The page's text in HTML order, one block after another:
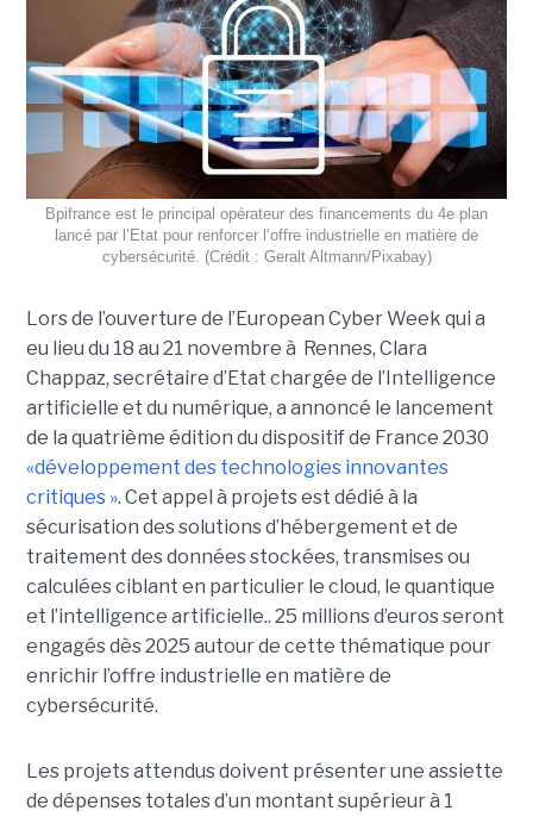
Bpifrance est le principal opérateur des financements du 4e plan
lancé par l’Etat pour renforcer l’offre industrielle en matière de
cybersécurité. (Crédit : Geralt Altmann/Pixabay)
Lors de l’ouverture de l’European Cyber Week qui a
eu lieu du 18 au 21 novembre à Rennes, Clara
Chappaz, secrétaire d’Etat chargée de l’Intelligence
artificielle et du numérique, a annoncé le lancement
de la quatrième édition du dispositif de France 2030
«développement des technologies innovantes
critiques ». Cet appel à projets est dédié à la
sécurisation des solutions d’hébergement et de
traitement des données stockées, transmises ou
calculées ciblant en particulier le cloud, le quantique
et l’intelligence artificielle.. 25 millions d’euros seront
engagés dès 2025 autour de cette thématique pour
enrichir l’offre industrielle en matière de
cybersécurité.
Les projets attendus doivent présenter une assiette
de dépenses totales d’un montant supérieur à 1